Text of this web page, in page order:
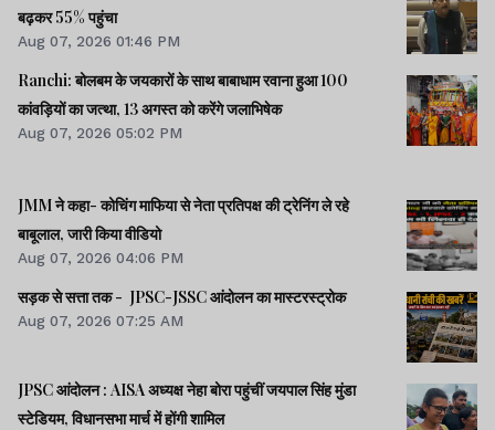
बढ़कर 55% पहुंचा
Aug 07, 2026 01:46 PM
Ranchi: बोलबम के जयकारों के साथ बाबाधाम रवाना हुआ 100
कांवड़ियों का जत्था, 13 अगस्त को करेंगे जलाभिषेक
Aug 07, 2026 05:02 PM
JMM ने कहा- कोचिंग माफिया से नेता प्रतिपक्ष की ट्रेनिंग ले रहे
बाबूलाल, जारी किया वीडियो
Aug 07, 2026 04:06 PM
सड़क से सत्ता तक - JPSC-JSSC आंदोलन का मास्टरस्ट्रोक
Aug 07, 2026 07:25 AM
JPSC आंदोलन : AISA अध्यक्ष नेहा बोरा पहुंचीं जयपाल सिंह मुंडा
स्टेडियम, विधानसभा मार्च में होंगी शामिल